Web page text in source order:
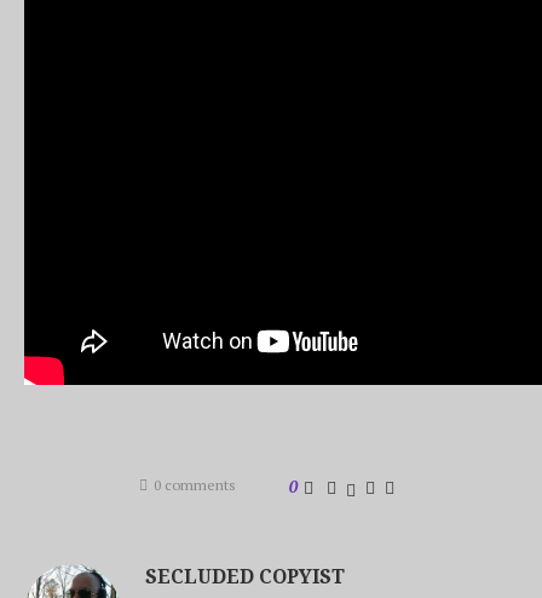
0 comments 0
SECLUDED COPYIST